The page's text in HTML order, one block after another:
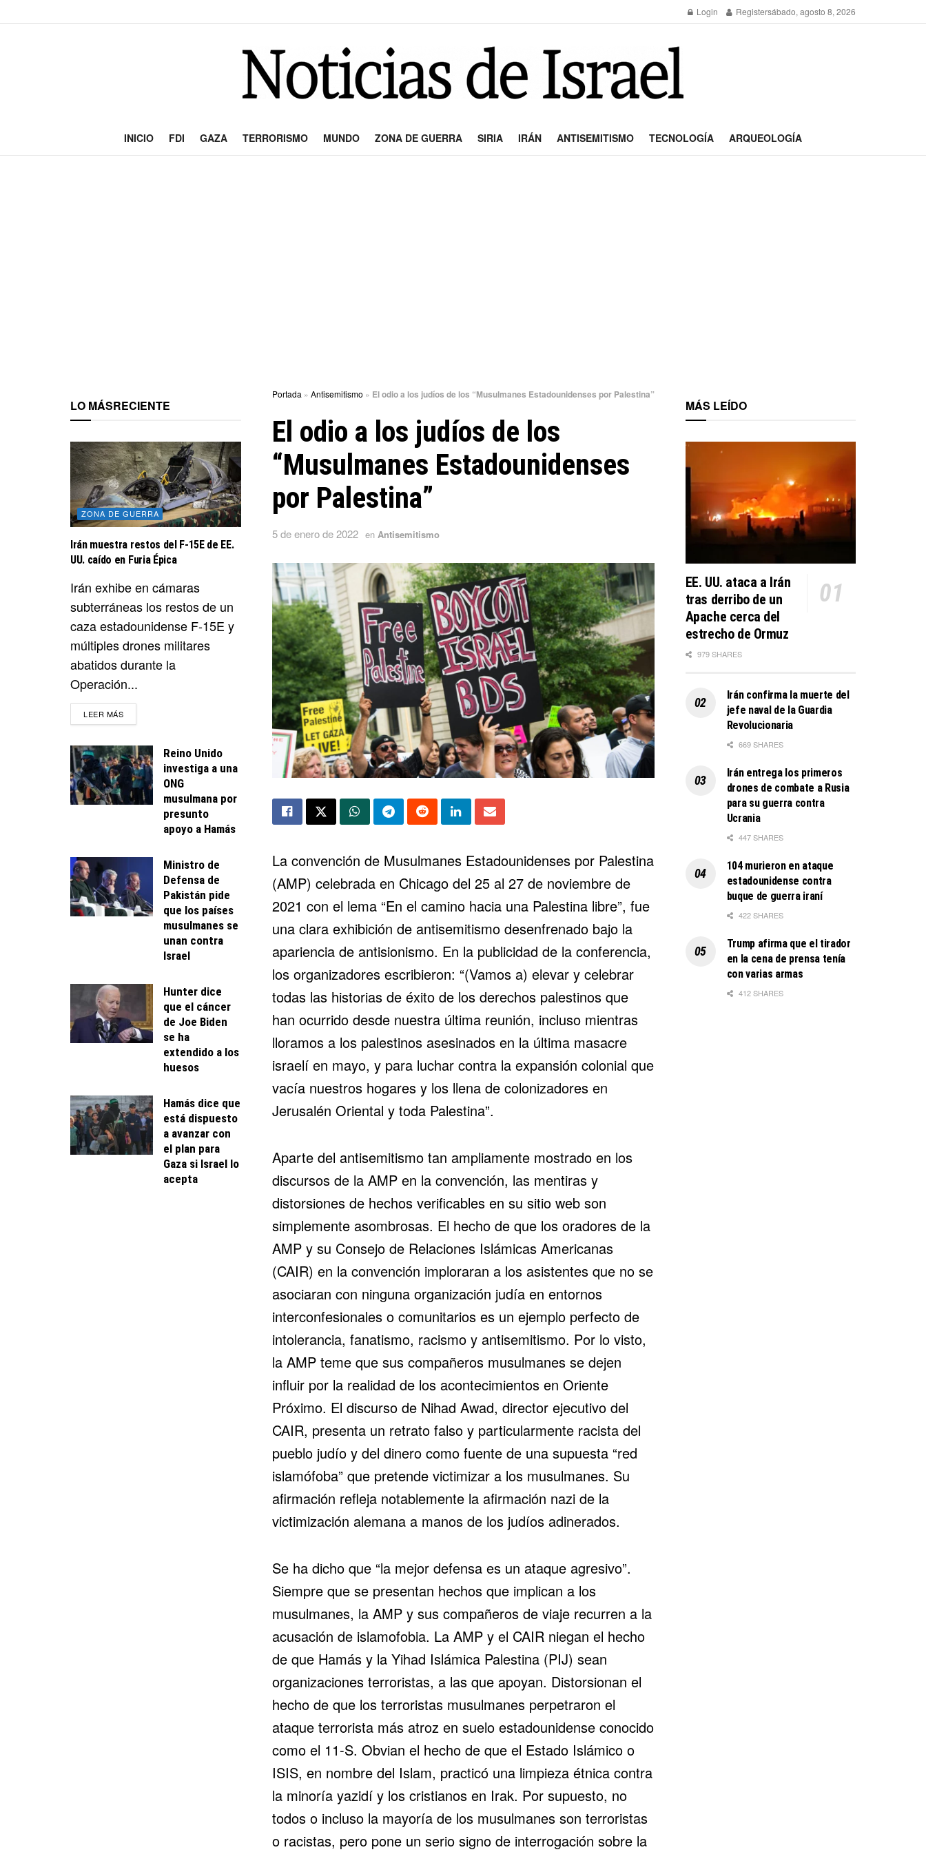
Login Registersábado, agosto 8, 2026
INICIO FDI GAZA TERRORISMO MUNDO ZONA DE GUERRA SIRIA IRÁN ANTISEMITISMO TECNOLOGÍA ARQUEOLOGÍA
Portada » Antisemitismo » El odio a los judíos de los “Musulmanes Estadounidenses por Palestina”
El odio a los judíos de los
“Musulmanes Estadounidenses
por Palestina”
5 de enero de 2022 en Antisemitismo
La convención de Musulmanes Estadounidenses por Palestina
(AMP) celebrada en Chicago del 25 al 27 de noviembre de
2021 con el lema “En el camino hacia una Palestina libre”, fue
una clara exhibición de antisemitismo desenfrenado bajo la
apariencia de antisionismo. En la publicidad de la conferencia,
los organizadores escribieron: “(Vamos a) elevar y celebrar
todas las historias de éxito de los derechos palestinos que
han ocurrido desde nuestra última reunión, incluso mientras
lloramos a los palestinos asesinados en la última masacre
israelí en mayo, y para luchar contra la expansión colonial que
vacía nuestros hogares y los llena de colonizadores en
Jerusalén Oriental y toda Palestina”.
Aparte del antisemitismo tan ampliamente mostrado en los
discursos de la AMP en la convención, las mentiras y
distorsiones de hechos verificables en su sitio web son
simplemente asombrosas. El hecho de que los oradores de la
AMP y su Consejo de Relaciones Islámicas Americanas
(CAIR) en la convención imploraran a los asistentes que no se
asociaran con ninguna organización judía en entornos
interconfesionales o comunitarios es un ejemplo perfecto de
intolerancia, fanatismo, racismo y antisemitismo. Por lo visto,
la AMP teme que sus compañeros musulmanes se dejen
influir por la realidad de los acontecimientos en Oriente
Próximo. El discurso de Nihad Awad, director ejecutivo del
CAIR, presenta un retrato falso y particularmente racista del
pueblo judío y del dinero como fuente de una supuesta “red
islamófoba” que pretende victimizar a los musulmanes. Su
afirmación refleja notablemente la afirmación nazi de la
victimización alemana a manos de los judíos adinerados.
Se ha dicho que “la mejor defensa es un ataque agresivo”.
Siempre que se presentan hechos que implican a los
musulmanes, la AMP y sus compañeros de viaje recurren a la
acusación de islamofobia. La AMP y el CAIR niegan el hecho
de que Hamás y la Yihad Islámica Palestina (PIJ) sean
organizaciones terroristas, a las que apoyan. Distorsionan el
hecho de que los terroristas musulmanes perpetraron el
ataque terrorista más atroz en suelo estadounidense conocido
como el 11-S. Obvian el hecho de que el Estado Islámico o
ISIS, en nombre del Islam, practicó una limpieza étnica contra
la minoría yazidí y los cristianos en Irak. Por supuesto, no
todos o incluso la mayoría de los musulmanes son terroristas
o racistas, pero pone un serio signo de interrogación sobre la
LO MÁSRECIENTE
ZONA DE GUERRA
Irán muestra restos del F-15E de EE.
UU. caído en Furia Épica
Irán exhibe en cámaras
subterráneas los restos de un
caza estadounidense F-15E y
múltiples drones militares
abatidos durante la
Operación...
LEER MÁSDETAILS
Reino Unido
investiga a una
ONG
musulmana por
presunto
apoyo a Hamás
Ministro de
Defensa de
Pakistán pide
que los países
musulmanes se
unan contra
Israel
Hunter dice
que el cáncer
de Joe Biden
se ha
extendido a los
huesos
Hamás dice que
está dispuesto
a avanzar con
el plan para
Gaza si Israel lo
acepta
MÁS LEÍDO
EE. UU. ataca a Irán
tras derribo de un
Apache cerca del
estrecho de Ormuz
979 SHARES
Irán confirma la muerte del
jefe naval de la Guardia
Revolucionaria
669 SHARES
Irán entrega los primeros
drones de combate a Rusia
para su guerra contra
Ucrania
447 SHARES
104 murieron en ataque
estadounidense contra
buque de guerra iraní
422 SHARES
Trump afirma que el tirador
en la cena de prensa tenía
con varias armas
412 SHARES